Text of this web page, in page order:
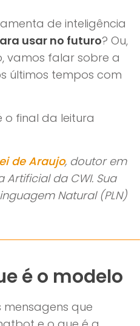
de inteligência
usar no futuro? Ou,
vamos falar sobre a
últimos tempos com
o final da leitura
de Araujo, doutor em
da CWI. Sua
Natural (PLN)
é o modelo
que